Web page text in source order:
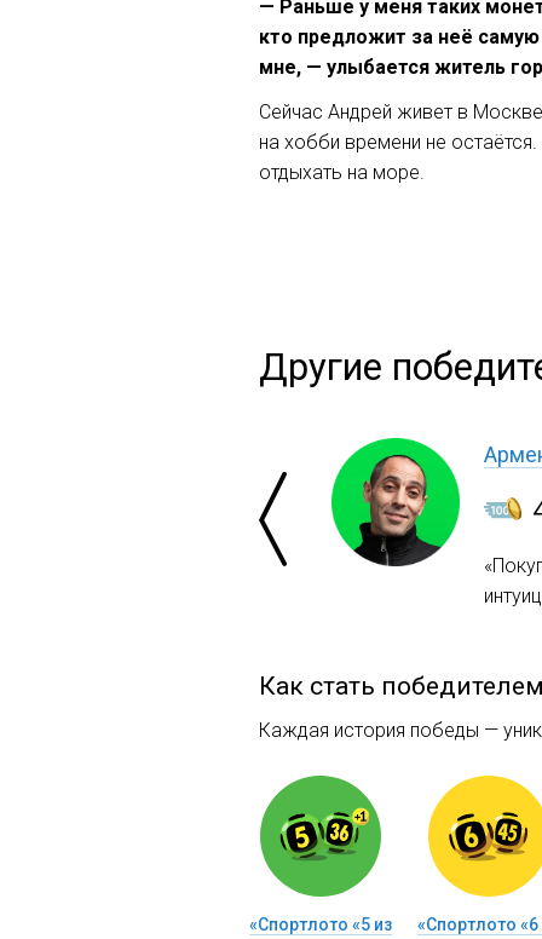
— Раньше у меня таких
кто предложит за неё
мне, — улыбается житель
Сейчас Андрей живет в
на хобби времени не
отдыхать на море.
Другие
Как стать
Каждая история победы —
«Спортлото «5 из
«Спортлото «6